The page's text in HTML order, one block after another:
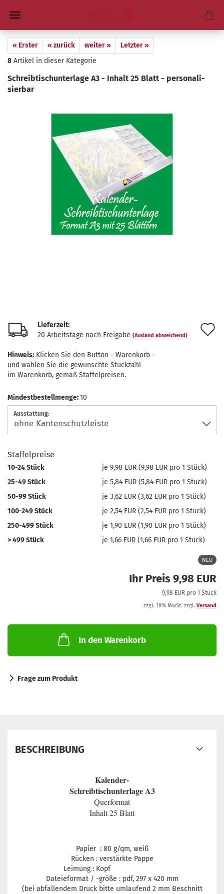
« Erster « zurück weiter »
Letzter »
8 Artikel in dieser Kategorie
Schreib­tisch­un­ter­la­ge A3 - In­halt 25 Blatt - per­so­na­li­
sier­bar
Lieferzeit:
20 Arbeitstage nach Freigabe (Ausland abweichend)
Hinweis: Klicken Sie den Button - Warenkorb -
und wählen Sie die gewünschte Stückzahl
im Warenkorb, gemäß Staffelpreisen.
Mindestbestellmenge:10
Ausstattung:
Staffelpreise
10-24 Stück
je 9,98 EUR (9,98 EUR pro 1 Stück)
25-49 Stück
je 5,84 EUR (5,84 EUR pro 1 Stück)
50-99 Stück
je 3,62 EUR (3,62 EUR pro 1 Stück)
100-249 Stück
je 2,54 EUR (2,54 EUR pro 1 Stück)
250-499 Stück
je 1,90 EUR (1,90 EUR pro 1 Stück)
> 499 Stück
je 1,66 EUR (1,66 EUR pro 1 Stück)
NEU
Ihr Preis 9,98 EUR
9,98 EUR pro 1 Stück
zzgl. 19% MwSt. zzgl. Versand
In den Warenkorb
Frage zum Produkt
BESCHREIBUNG
Kalender-
Schreibtischunterlage A3
Querformat
Inhalt 25 Blatt
Papier : 80 g/qm, weiß
Rücken : verstärkte Pappe
Leimung : Kopf
Dateieformat / -größe : pdf, 297 x 420 mm
(bei abfallendem Druck bitte umlaufend 2 mm Beschnitt